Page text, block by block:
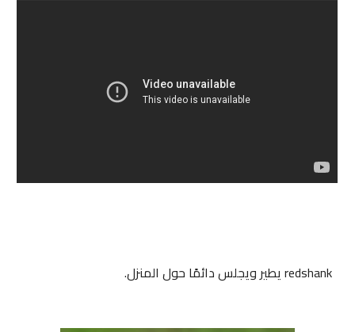
redshankيطير ويجلس دائمًا حول المنزل.